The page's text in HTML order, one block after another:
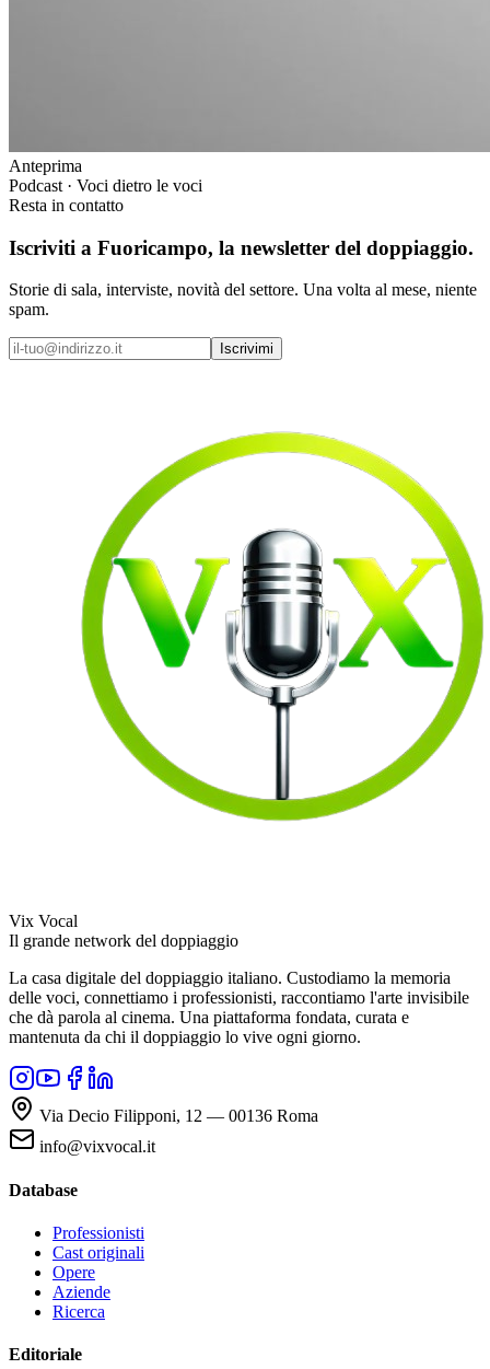
Anteprima
Podcast · Voci dietro le voci
Resta in contatto
Iscriviti a Fuoricampo, la newsletter del doppiaggio.
Storie di sala, interviste, novità del settore. Una volta al mese, niente
spam.
Iscrivimi
Vix Vocal
Il grande network del doppiaggio
La casa digitale del doppiaggio italiano. Custodiamo la memoria
delle voci, connettiamo i professionisti, raccontiamo l'arte invisibile
che dà parola al cinema. Una piattaforma fondata, curata e
mantenuta da chi il doppiaggio lo vive ogni giorno.
Via Decio Filipponi, 12 — 00136 Roma
info@vixvocal.it
Database
Professionisti
Cast originali
Opere
Aziende
Ricerca
Editoriale